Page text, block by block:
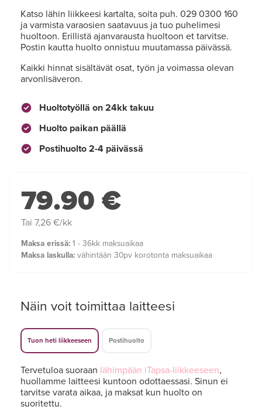
Katso lähin liikkeesi kartalta, soita puh. 029 0300 160
ja varmista varaosien saatavuus ja tuo puhelimesi
huoltoon. Erillistä ajanvarausta huoltoon et tarvitse.
Postin kautta huolto onnistuu muutamassa päivässä.
Kaikki hinnat sisältävät osat, työn ja voimassa olevan
arvonlisäveron.
Huoltotyöllä on 24kk takuu
Huolto paikan päällä
Postihuolto 2-4 päivässä
79.90 €
Tai 7,26 €/kk
Maksa erissä: 1 - 36kk maksuaikaa
Maksa laskulla: vähintään 30pv korotonta maksuaikaa
Näin voit toimittaa laitteesi
Tuon heti liikkeeseen Postihuolto
Tervetuloa suoraan lähimpään iTapsa-liikkeeseen,
huollamme laitteesi kuntoon odottaessasi. Sinun ei
tarvitse varata aikaa, ja maksat kun huolto on
suoritettu.